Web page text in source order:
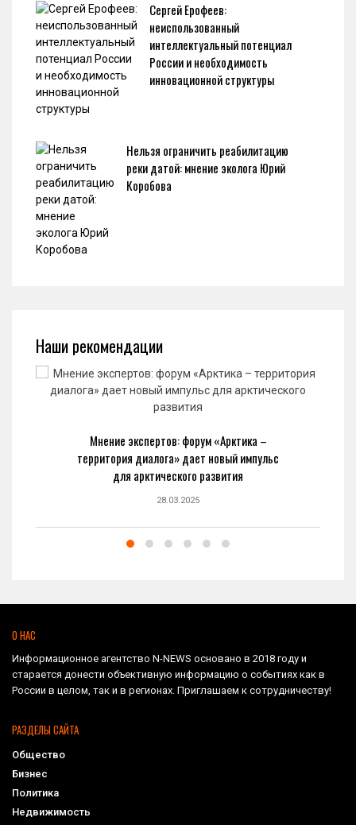
Сергей Ерофеев:
неиспользованный
интеллектуальный потенциал
России и необходимость
инновационной структуры
Нельзя ограничить реабилитацию
реки датой: мнение эколога Юрий
Коробова
Наши рекомендации
Мнение экспертов: форум «Арктика –
территория диалога» дает новый импульс
для арктического развития
28.03.2025
О НАС
Информационное агентство N-NEWS основано в 2018 году и
старается донести объективную информацию о событиях как в
России в целом, так и в регионах. Приглашаем к сотрудничеству!
РАЗДЕЛЫ САЙТА
Общество
Бизнес
Политика
Недвижимость